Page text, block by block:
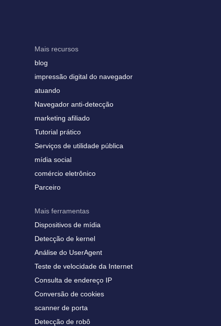
Mais recursos
blog
impressão digital do navegador
atuando
Navegador anti-detecção
marketing afiliado
Tutorial prático
Serviços de utilidade pública
mídia social
comércio eletrônico
Parceiro
Mais ferramentas
Dispositivos de mídia
Detecção de kernel
Análise do UserAgent
Teste de velocidade da Internet
Consulta de endereço IP
Conversão de cookies
scanner de porta
Detecção de robô